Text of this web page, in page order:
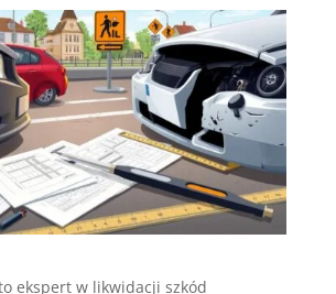
to ekspert w likwidacji szkód